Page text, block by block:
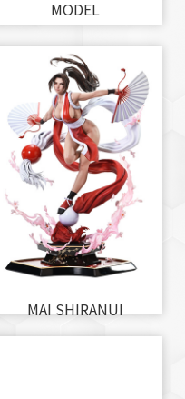
MODEL
MAI SHIRANUI